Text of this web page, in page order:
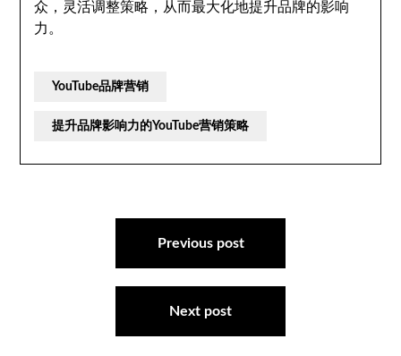
众，灵活调整策略，从而最大化地提升品牌的影响
力。
YouTube品牌营销
提升品牌影响力的YouTube营销策略
Previous post
Next post